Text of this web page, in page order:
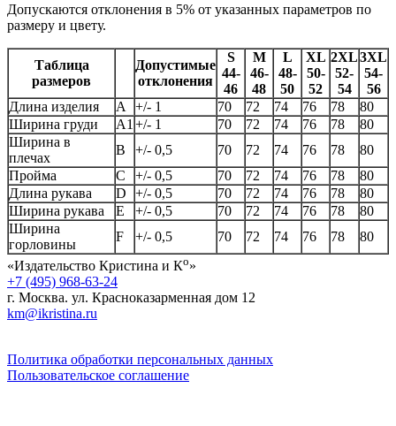
Допускаются отклонения в 5% от указанных параметров по
размеру и цвету.
Таблица
размеров
Допустимые
отклонения
S
44-
46
M
46-
48
L
48-
50
XL
50-
52
2XL
52-
54
3XL
54-
56
Длина изделия
А +/- 1 70 72 74 76 78
80
Ширина груди
А1 +/- 1 70 72 74 76 78
80
Ширина в
плечах
B +/- 0,5 70 72 74 76 78
80
Пройма
C +/- 0,5 70 72 74 76 78
80
Длина рукава
D +/- 0,5 70 72 74 76 78
80
Ширина рукава
E +/- 0,5 70 72 74 76 78
80
Ширина
горловины
F +/- 0,5 70 72 74 76 78
80
«Издательство Кристина и Ко»
+7 (495) 968-63-24
г. Москва. ул. Красноказарменная дом 12
km@ikristina.ru
Политика обработки персональных данных
Пользовательское соглашение